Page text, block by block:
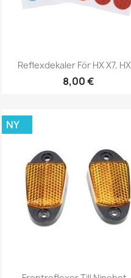
Reflexdekaler För HX X7,
8,00 €
NY